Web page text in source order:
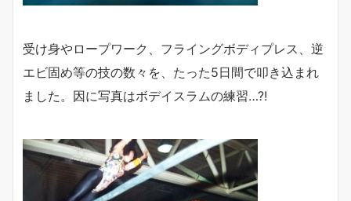
受け身やロープワーク、フライングボディプレス、逆
エビ固め等の技の数々を、たった5日間で叩き込まれ
ました。因に写真はボデイスラムの練習…?!